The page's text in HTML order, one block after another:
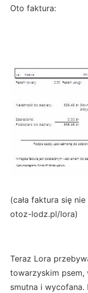
Oto faktura:
(cała faktura się
otoz-lodz.pl/lora)
Teraz Lora
towarzyskim psem,
smutna i wycofana.